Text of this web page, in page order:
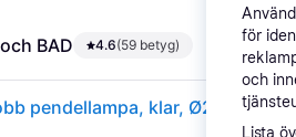
BAD 4.6(59 betyg)
pendellampa, klar, Ø22 cm
för
och